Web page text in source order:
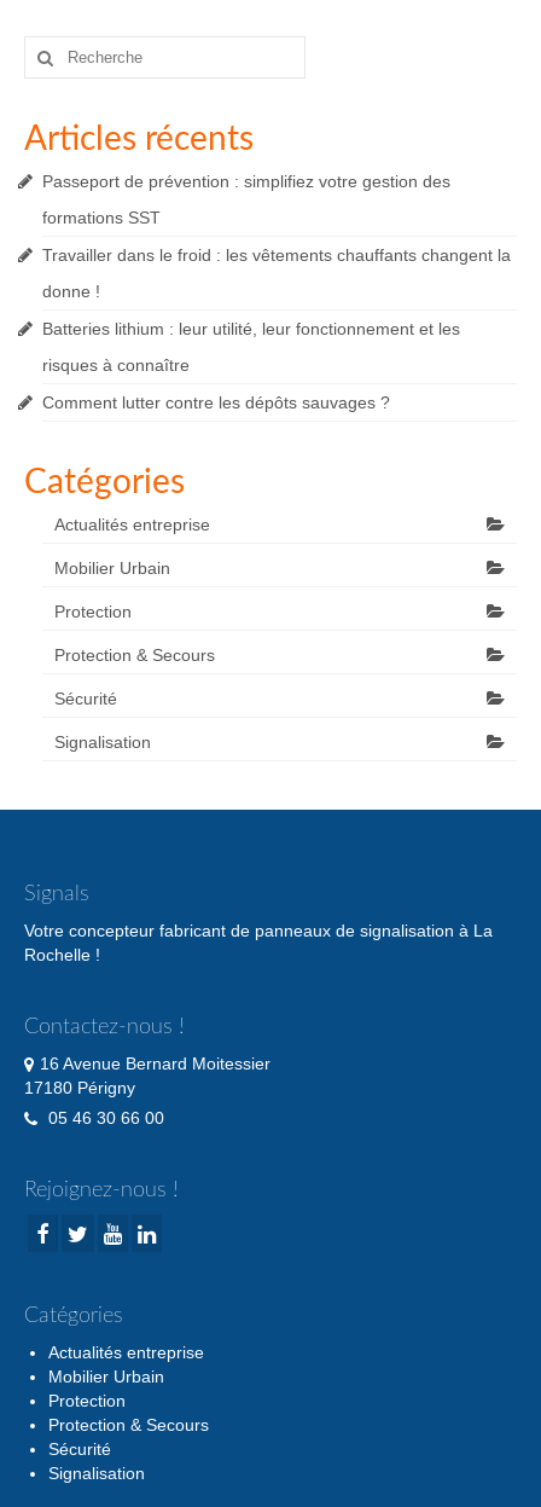
Rechercher
Articles récents
Passeport de prévention : simplifiez votre gestion des
formations SST
Travailler dans le froid : les vêtements chauffants changent la
donne !
Batteries lithium : leur utilité, leur fonctionnement et les
risques à connaître
Comment lutter contre les dépôts sauvages ?
Catégories
Actualités entreprise
Mobilier Urbain
Protection
Protection & Secours
Sécurité
Signalisation
Signals
Votre concepteur fabricant de panneaux de signalisation à La
Rochelle !
Contactez-nous !
16 Avenue Bernard Moitessier
17180 Périgny
05 46 30 66 00
Rejoignez-nous !
Catégories
Actualités entreprise
Mobilier Urbain
Protection
Protection & Secours
Sécurité
Signalisation